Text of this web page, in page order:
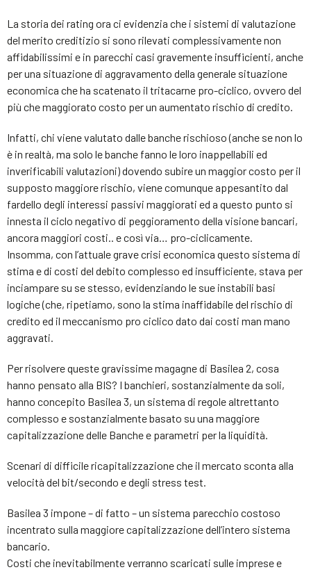
La storia dei rating ora ci evidenzia che i sistemi di valutazione
del merito creditizio si sono rilevati complessivamente non
affidabilissimi e in parecchi casi gravemente insufficienti, anche
per una situazione di aggravamento della generale situazione
economica che ha scatenato il tritacarne pro-ciclico, ovvero del
più che maggiorato costo per un aumentato rischio di credito.
Infatti, chi viene valutato dalle banche rischioso (anche se non lo
è in realtà, ma solo le banche fanno le loro inappellabili ed
inverificabili valutazioni) dovendo subire un maggior costo per il
supposto maggiore rischio, viene comunque appesantito dal
fardello degli interessi passivi maggiorati ed a questo punto si
innesta il ciclo negativo di peggioramento della visione bancari,
ancora maggiori costi.. e così via… pro-ciclicamente.
Insomma, con l’attuale grave crisi economica questo sistema di
stima e di costi del debito complesso ed insufficiente, stava per
inciampare su se stesso, evidenziando le sue instabili basi
logiche (che, ripetiamo, sono la stima inaffidabile del rischio di
credito ed il meccanismo pro ciclico dato dai costi man mano
aggravati.
Per risolvere queste gravissime magagne di Basilea 2, cosa
hanno pensato alla BIS? I banchieri, sostanzialmente da soli,
hanno concepito Basilea 3, un sistema di regole altrettanto
complesso e sostanzialmente basato su una maggiore
capitalizzazione delle Banche e parametri per la liquidità.
Scenari di difficile ricapitalizzazione che il mercato sconta alla
velocità del bit/secondo e degli stress test.
Basilea 3 impone – di fatto – un sistema parecchio costoso
incentrato sulla maggiore capitalizzazione dell’intero sistema
bancario.
Costi che inevitabilmente verranno scaricati sulle imprese e